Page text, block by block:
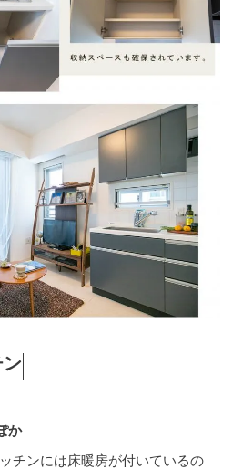
か
チンには床暖房が付いているの